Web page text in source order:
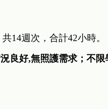
共14週次，合計42小時。
良好,無照護需求；不限